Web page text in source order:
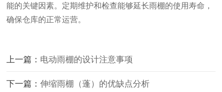
能的关键因素。定期维护和检查能够延长雨棚的使用寿命，
确保仓库的正常运营。
上一篇： 电动雨棚的设计注意事项
下一篇：伸缩雨棚（蓬）的优缺点分析